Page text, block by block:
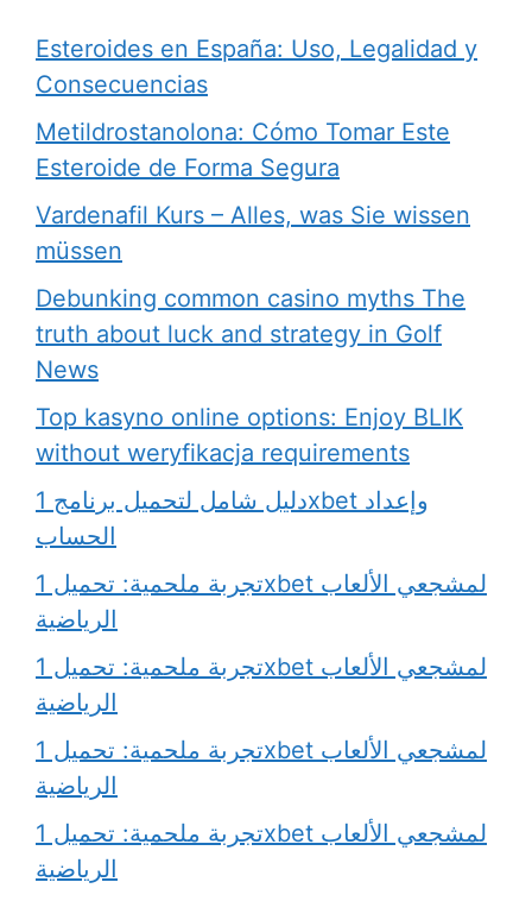
Esteroides en España: Uso, Legalidad y
Consecuencias
Metildrostanolona: Cómo Tomar Este
Esteroide de Forma Segura
Vardenafil Kurs – Alles, was Sie wissen
müssen
Debunking common casino myths The
truth about luck and strategy in Golf
News
Top kasyno online options: Enjoy BLIK
without weryfikacja requirements
دليل شامل لتحميل برنامج 1xbet وإعداد
الحساب
تجربة ملحمية: تحميل 1xbet لمشجعي الألعاب
الرياضية
تجربة ملحمية: تحميل 1xbet لمشجعي الألعاب
الرياضية
تجربة ملحمية: تحميل 1xbet لمشجعي الألعاب
الرياضية
تجربة ملحمية: تحميل 1xbet لمشجعي الألعاب
الرياضية